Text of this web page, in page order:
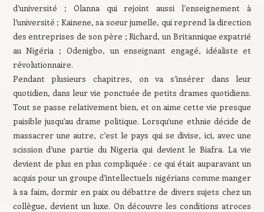
d’université ; Olanna qui rejoint aussi l’enseignement à
l’université ; Kainene, sa soeur jumelle, qui reprend la direction
des entreprises de son père ; Richard, un Britannique expatrié
au Nigéria ; Odenigbo, un enseignant engagé, idéaliste et
révolutionnaire.
Pendant plusieurs chapitres, on va s’insérer dans leur
quotidien, dans leur vie ponctuée de petits drames quotidiens.
Tout se passe relativement bien, et on aime cette vie presque
paisible jusqu’au drame politique. Lorsqu’une ethnie décide de
massacrer une autre, c’est le pays qui se divise, ici, avec une
scission d’une partie du Nigeria qui devient le Biafra. La vie
devient de plus en plus compliquée : ce qui était auparavant un
acquis pour un groupe d’intellectuels nigérians comme manger
à sa faim, dormir en paix ou débattre de divers sujets chez un
collègue, devient un luxe. On découvre les conditions atroces